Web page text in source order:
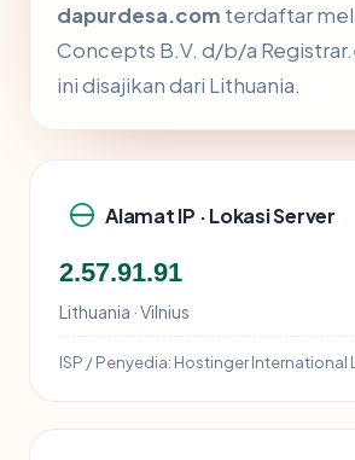
dapurdesa.com terdaftar
Concepts B.V. d/b/a
ini disajikan dari Lithuania.
Alamat IP · Lokasi Server
2.57.91.91
Lithuania · Vilnius
ISP / Penyedia: Hostinger International